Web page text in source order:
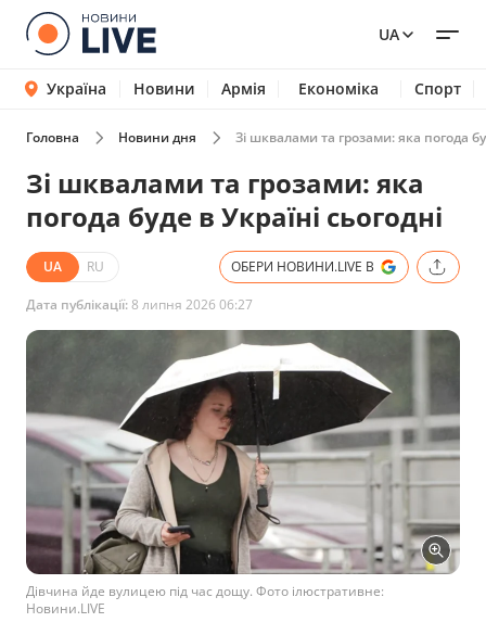
UA
Україна Новини Армія Економіка Спорт
Головна Новини дня Зі шквалами та грозами: яка погода
Зі шквалами та грозами: яка
погода буде в Україні сьогодні
UA RU ОБЕРИ НОВИНИ.LIVE В
Дата публікації:8 липня 2026 06:27
Дівчина йде вулицею під час дощу. Фото ілюстративне:
Новини.LIVE